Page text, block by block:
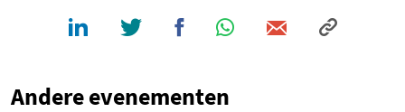
Andere evenementen